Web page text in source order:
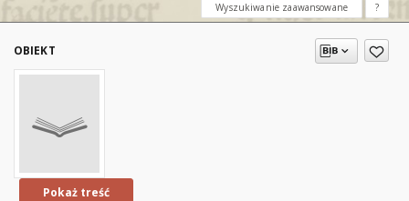
Wyszukiwanie zaawansowane ?
OBIEKT
Pokaż treść